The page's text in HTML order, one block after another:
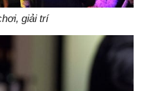
giải trí